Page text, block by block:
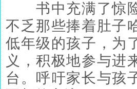
书中充满了惊险
不乏那些捧着肚子
低年级的孩子，为
义，积极地参与进
台。呼吁家长与孩